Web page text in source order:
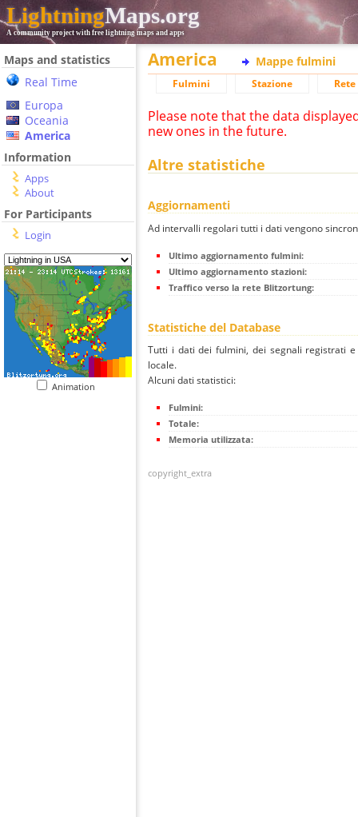
LightningMaps.org
A community project with free lightning maps and apps
Maps and statistics
Real Time
Europa
Oceania
America
Information
Apps
About
For Participants
Login
Animation
America Mappe fulmini
Fulmini Stazione
Please note that the data
new ones in the future.
Altre statistiche
Aggiornamenti
Ad intervalli regolari tutti i dati vengono
Ultimo aggiornamento fulmini:
Ultimo aggiornamento stazioni:
Traffico verso la rete Blitzortung:
Statistiche del Database
Tutti i dati dei fulmini, dei segnali registrati
locale.
Alcuni dati statistici:
Fulmini:
Totale:
Memoria utilizzata:
copyright_extra